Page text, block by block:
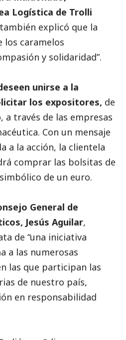
Logística de Trolli
explicó que la
los caramelos
y solidaridad”.
unirse a la
los expositores, de
a través de las empresas
Con un mensaje
a la acción, la clientela
comprar las bolsitas de
de un euro.
General de
Jesús Aguilar,
de “una iniciativa
a las numerosas
las que participan las
de nuestro país,
en responsabilidad